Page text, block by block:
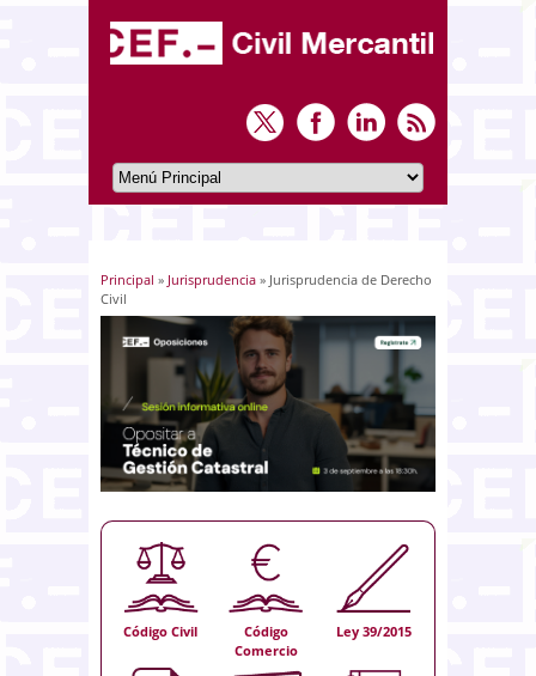
Usted está aquí
Principal » Jurisprudencia » Jurisprudencia de Derecho
Civil
Código Civil
Código
Comercio
Ley 39/2015